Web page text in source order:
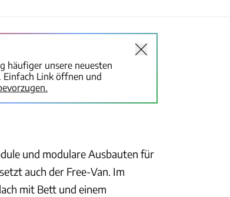
häufiger unsere neuesten
Einfach Link öffnen und
und modulare Ausbauten für
auch der Free-Van. Im
mit Bett und einem